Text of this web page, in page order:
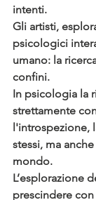
intenti.
Gli artisti,
psicologici
umano: la
confini.
In psicologia la
strettamente
l'introspezione,
stessi, ma
mondo.
L’esplorazione
prescindere